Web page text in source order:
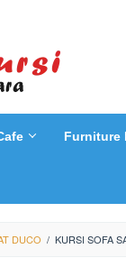
Furniture
DUCO / KURSI SOFA